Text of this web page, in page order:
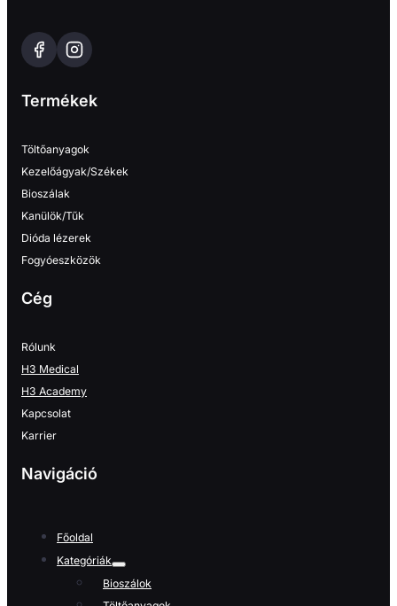
Termékek
Töltőanyagok
Kezelőágyak/Székek
Bioszálak
Kanülök/Tűk
Dióda lézerek
Fogyóeszközök
Cég
Rólunk
H3 Medical
H3 Academy
Kapcsolat
Karrier
Navigáció
Főoldal
Kategóriák
Bioszálok